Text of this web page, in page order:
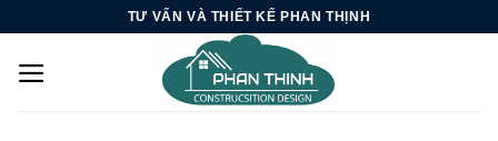
content
TƯ VẤN VÀ THIẾT KẾ PHAN THỊNH